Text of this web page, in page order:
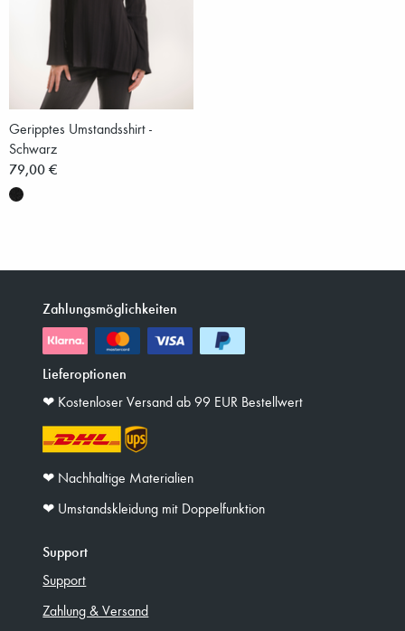
Geripptes Umstandsshirt -
Schwarz
79,00 €
Zahlungsmöglichkeiten
Lieferoptionen
❤︎ Kostenloser Versand ab 99 EUR Bestellwert
❤︎ Nachhaltige Materialien
❤︎ Umstandskleidung mit Doppelfunktion
Support
Support
Zahlung & Versand